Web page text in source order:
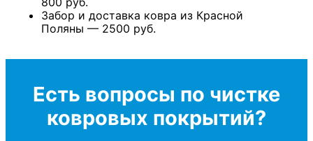
Забор и доставка ковра из Красной
Поляны — 2500 руб.
Есть вопросы по чистке
ковровых покрытий?